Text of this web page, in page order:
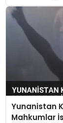
Yunanistan
Mahkumlar